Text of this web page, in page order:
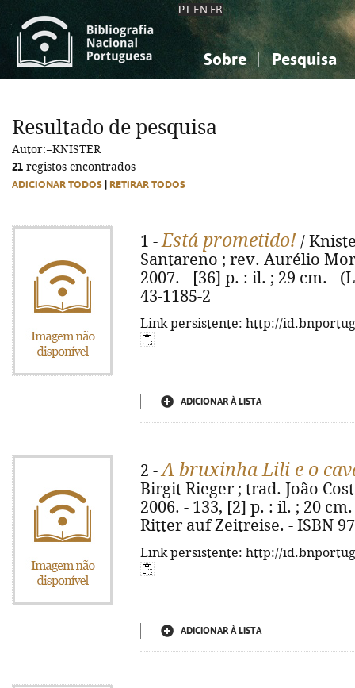
PT EN FR
Sobre Pesquisa
Ciências sociais...
Ciências sociais...
Resultado de pesquisa
Autor:=KNISTER
21 registos encontrados
ADICIONAR TODOS RETIRAR TODOS
1 -Está prometido! /
Santareno ; rev. Aurélio
2007. - [36] p. : il. ; 29 cm. -
43-1185-2
Link persistente: http://
ADICIONAR À LISTA
2 -A bruxinha Lili e o
Birgit Rieger ; trad. João
2006. - 133, [2] p. : il. ; 20
Ritter auf Zeitreise. - ISBN
Link persistente: http://
ADICIONAR À LISTA